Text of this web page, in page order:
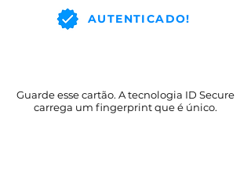
AUTENTICADO!
Guarde esse cartão. A tecnologia ID Secure
carrega um fingerprint que é único.